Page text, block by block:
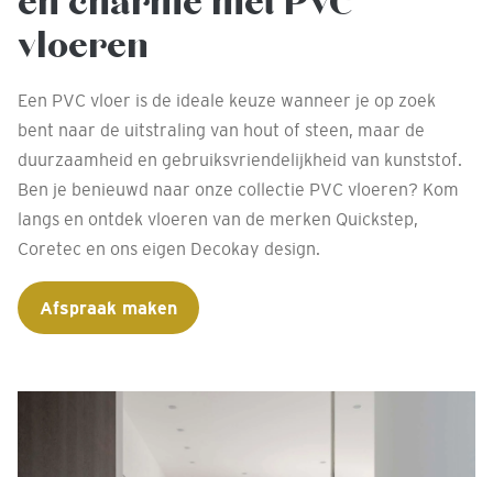
vloeren
Een PVC vloer is de ideale keuze wanneer je op zoek
bent naar de uitstraling van hout of steen, maar de
duurzaamheid en gebruiksvriendelijkheid van kunststof.
Ben je benieuwd naar onze collectie PVC vloeren? Kom
langs en ontdek vloeren van de merken Quickstep,
Coretec en ons eigen Decokay design.
Afspraak maken